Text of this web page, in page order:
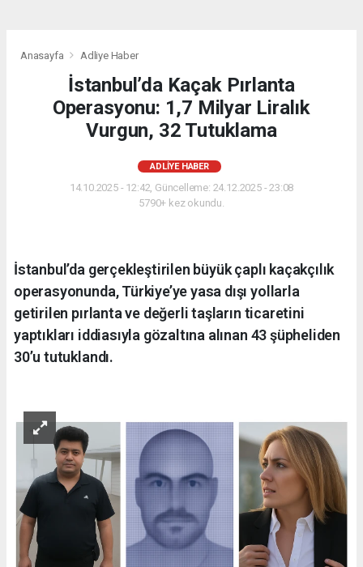
Anasayfa Adliye Haber
İstanbul’da Kaçak Pırlanta
Operasyonu: 1,7 Milyar Liralık
Vurgun, 32 Tutuklama
ADLIYE HABER
14.10.2025 - 12:42, Güncelleme: 24.12.2025 - 23:08
5790+ kez okundu.
İstanbul’da gerçekleştirilen büyük çaplı kaçakçılık
operasyonunda, Türkiye’ye yasa dışı yollarla
getirilen pırlanta ve değerli taşların ticaretini
yaptıkları iddiasıyla gözaltına alınan 43 şüpheliden
30’u tutuklandı.